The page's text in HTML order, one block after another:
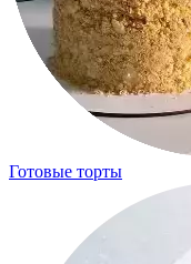
Готовые торты